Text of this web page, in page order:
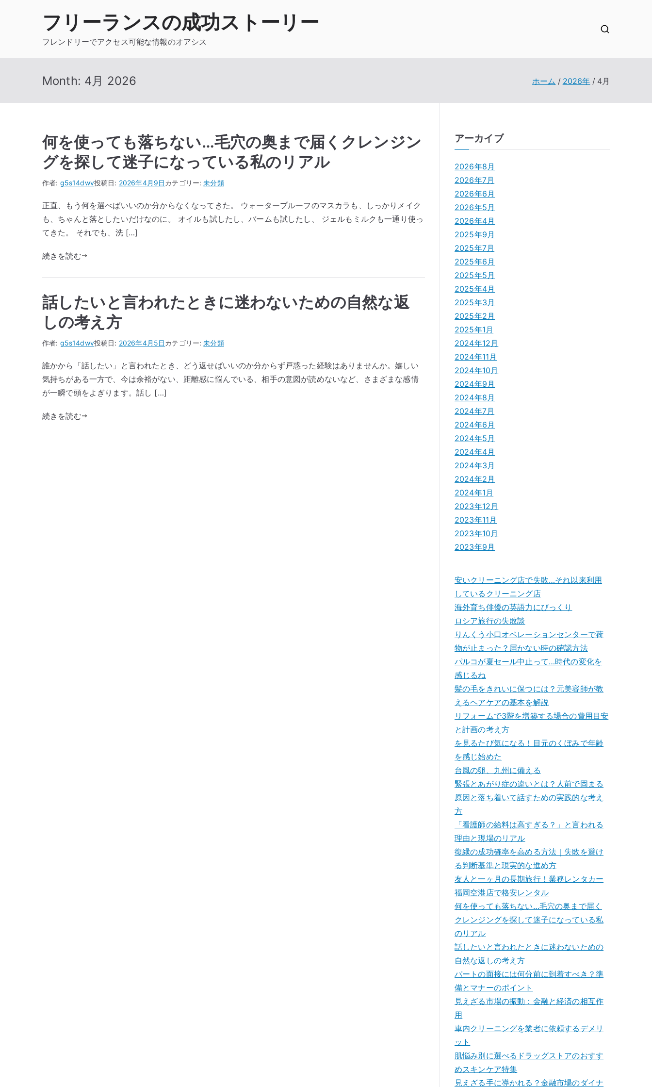
フリーランスの成功ストーリー
フレンドリーでアクセス可能な情報のオアシス
Month: 4月 2026 ホーム 2026年 4月
何を使っても落ちない…毛穴の奥まで届くクレンジン
グを探して迷子になっている私のリアル
作者: g5s14dwv投稿日: 2026年4月9日カテゴリー:未分類
正直、もう何を選べばいいのか分からなくなってきた。 ウォータープルーフのマスカラも、しっかりメイク
も、ちゃんと落としたいだけなのに。 オイルも試したし、バームも試したし、 ジェルもミルクも一通り使っ
てきた。 それでも、洗 […]
続きを読む
話したいと言われたときに迷わないための自然な返
しの考え方
作者: g5s14dwv投稿日: 2026年4月5日カテゴリー:未分類
誰かから「話したい」と言われたとき、どう返せばいいのか分からず戸惑った経験はありませんか。嬉しい
気持ちがある一方で、今は余裕がない、距離感に悩んでいる、相手の意図が読めないなど、さまざまな感情
が一瞬で頭をよぎります。話し […]
続きを読む
アーカイブ
2026年8月
2026年7月
2026年6月
2026年5月
2026年4月
2025年9月
2025年7月
2025年6月
2025年5月
2025年4月
2025年3月
2025年2月
2025年1月
2024年12月
2024年11月
2024年10月
2024年9月
2024年8月
2024年7月
2024年6月
2024年5月
2024年4月
2024年3月
2024年2月
2024年1月
2023年12月
2023年11月
2023年10月
2023年9月
安いクリーニング店で失敗…それ以来利用
しているクリーニング店
海外育ち俳優の英語力にびっくり
ロシア旅行の失敗談
りんくう小口オペレーションセンターで荷
物が止まった？届かない時の確認方法
パルコが夏セール中止って…時代の変化を
感じるね
髪の毛をきれいに保つには？元美容師が教
えるヘアケアの基本を解説
リフォームで3階を増築する場合の費用目安
と計画の考え方
を見るたび気になる！目元のくぼみで年齢
を感じ始めた
台風の卵、九州に備える
緊張とあがり症の違いとは？人前で固まる
原因と落ち着いて話すための実践的な考え
方
「看護師の給料は高すぎる？」と言われる
理由と現場のリアル
復縁の成功確率を高める方法｜失敗を避け
る判断基準と現実的な進め方
友人と一ヶ月の長期旅行！業務レンタカー
福岡空港店で格安レンタル
何を使っても落ちない…毛穴の奥まで届く
クレンジングを探して迷子になっている私
のリアル
話したいと言われたときに迷わないための
自然な返しの考え方
パートの面接には何分前に到着すべき？準
備とマナーのポイント
見えざる市場の振動：金融と経済の相互作
用
車内クリーニングを業者に依頼するデメリ
ット
肌悩み別に選べるドラッグストアのおすす
めスキンケア特集
見えざる手に導かれる？金融市場のダイナ